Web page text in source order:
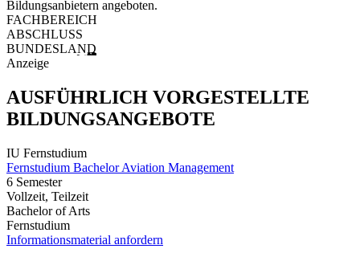
Bildungsanbietern angeboten.
FACHBEREICH
ABSCHLUSS
BUNDESLAND
Anzeige
AUSFÜHRLICH VORGESTELLTE
BILDUNGSANGEBOTE
IU Fernstudium
Fernstudium Bachelor Aviation Management
6 Semester
Vollzeit, Teilzeit
Bachelor of Arts
Fernstudium
Informationsmaterial anfordern